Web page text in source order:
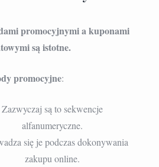
promocyjnymi a kuponami
są istotne.
promocyjne:
Zazwyczaj są to sekwencje
alfanumeryczne.
się je podczas dokonywania
zakupu online.